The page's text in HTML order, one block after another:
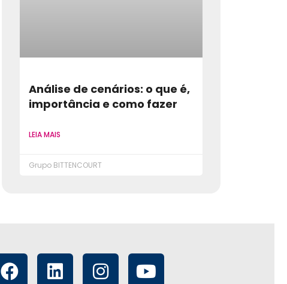
Análise de cenários: o que é,
importância e como fazer
LEIA MAIS
Grupo BITTENCOURT